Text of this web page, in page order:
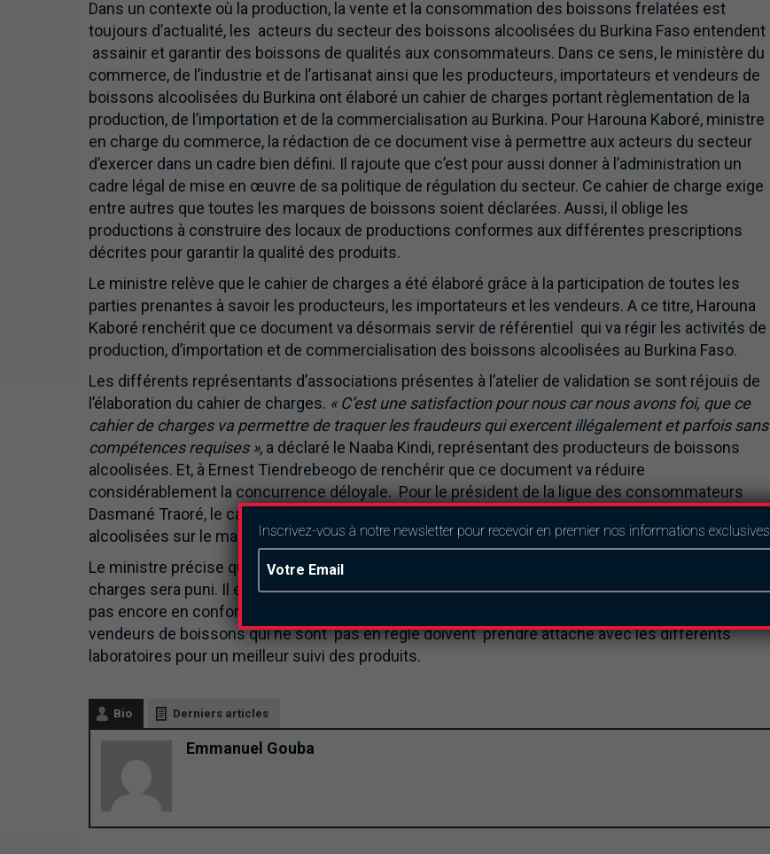
Dans un contexte où la production, la vente et la consommation des boissons frelatées est
toujours d’actualité, les acteurs du secteur des boissons alcoolisées du Burkina Faso entendent
assainir et garantir des boissons de qualités aux consommateurs. Dans ce sens, le ministère du
commerce, de l’industrie et de l’artisanat ainsi que les producteurs, importateurs et vendeurs de
boissons alcoolisées du Burkina ont élaboré un cahier de charges portant règlementation de la
production, de l’importation et de la commercialisation au Burkina. Pour Harouna Kaboré, ministre
en charge du commerce, la rédaction de ce document vise à permettre aux acteurs du secteur
d’exercer dans un cadre bien défini. Il rajoute que c’est pour aussi donner à l’administration un
cadre légal de mise en œuvre de sa politique de régulation du secteur. Ce cahier de charge exige
entre autres que toutes les marques de boissons soient déclarées. Aussi, il oblige les
productions à construire des locaux de productions conformes aux différentes prescriptions
décrites pour garantir la qualité des produits.
Le ministre relève que le cahier de charges a été élaboré grâce à la participation de toutes les
parties prenantes à savoir les producteurs, les importateurs et les vendeurs. A ce titre, Harouna
Kaboré renchérit que ce document va désormais servir de référentiel qui va régir les activités de
production, d’importation et de commercialisation des boissons alcoolisées au Burkina Faso.
Les différents représentants d’associations présentes à l’atelier de validation se sont réjouis de
l’élaboration du cahier de charges. « C’est une satisfaction pour nous car nous avons foi, que ce
cahier de charges va permettre de traquer les fraudeurs qui exercent illégalement et parfois sans
compétences requises », a déclaré le Naaba Kindi, représentant des producteurs de boissons
alcoolisées. Et, à Ernest Tiendrebeogo de renchérir que ce document va réduire
considérablement la concurrence déloyale. Pour le président de la ligue des consommateurs
Dasmané Traoré, le cahier de charges va faciliter le contrôle de la qualité des boissons
alcoolisées sur le marché.
Le ministre précise qu’après 18 mois à compter de ce jour, tout contrevenant à ce cahier de
charges sera puni. Il explique que c’est une marge de temps pour permettre à ceux qui ne sont
pas encore en conformité de se conformer. Mais avant, ajoute-t-il, tous les producteurs où
vendeurs de boissons qui ne sont pas en règle doivent prendre attache avec les différents
laboratoires pour un meilleur suivi des produits.
Bio Derniers articles
Emmanuel Gouba
Inscrivez-vous à notre newsletter pour recevoir en premier nos informations exclusives